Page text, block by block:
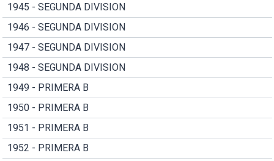
1945 - SEGUNDA DIVISION
1946 - SEGUNDA DIVISION
1947 - SEGUNDA DIVISION
1948 - SEGUNDA DIVISION
1949 - PRIMERA B
1950 - PRIMERA B
1951 - PRIMERA B
1952 - PRIMERA B